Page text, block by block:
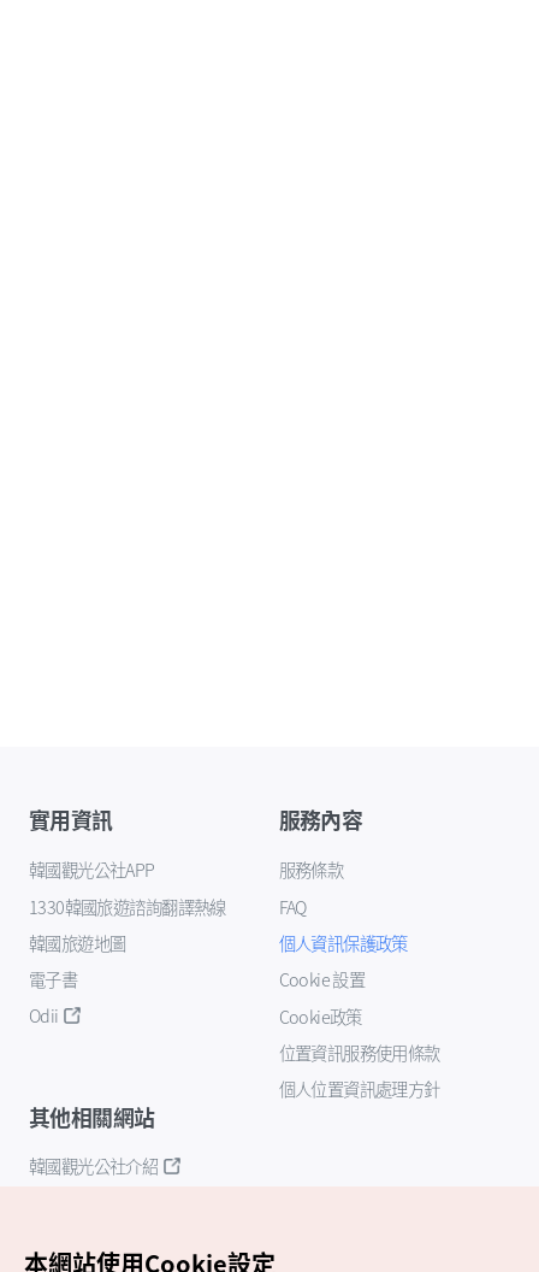
實用資訊
韓國觀光公社APP
1330韓國旅遊諮詢翻譯熱線
韓國旅遊地圖
電子書
Odii
服務內容
服務條款
FAQ
個人資訊保護政策
Cookie 設置
Cookie政策
位置資訊服務使用條款
個人位置資訊處理方針
其他相關網站
韓國觀光公社介紹
本網站使用Cookie設定